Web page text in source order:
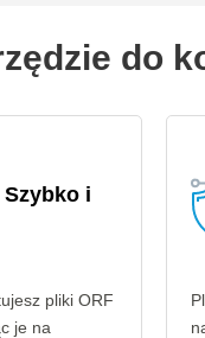
do
i
pliki ORF
je na